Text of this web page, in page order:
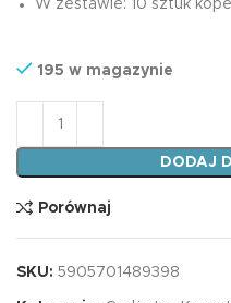
W zestawie: 10 sztuk
195 w magazynie
ilość Koperty A5
DODAJ
Porównaj
SKU: 5905701489398